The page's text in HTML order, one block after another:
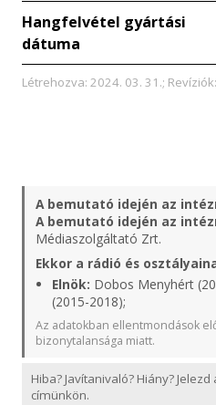
Hangfelvétel gyártási
dátuma
Létrehozva: 2024. 03. 31.;
A bemutató idején az
A bemutató idején az
Médiaszolgáltató Zrt.
Ekkor a rádió és
Elnök: Dobos Menyhért
(2015-2018);
Az adatokban ellentmondások
bizonytalansága miatt.
Hiba? Javítanivaló? Hiány?
címünkön.